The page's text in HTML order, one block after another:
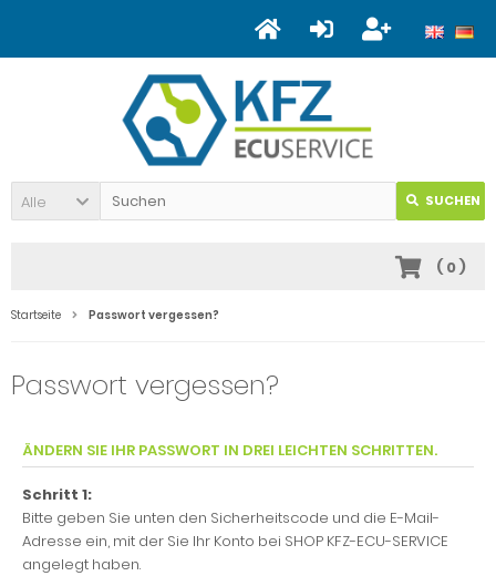
Alle SUCHEN
( 0)
Startseite Passwort vergessen?
Passwort vergessen?
ÄNDERN SIE IHR PASSWORT IN DREI LEICHTEN SCHRITTEN.
Schritt 1:
Bitte geben Sie unten den Sicherheitscode und die E-Mail-
Adresse ein, mit der Sie Ihr Konto bei SHOP KFZ-ECU-SERVICE
angelegt haben.